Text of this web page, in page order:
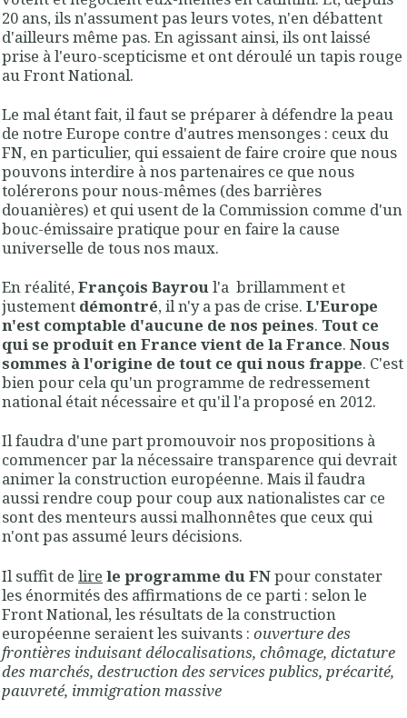
20 ans, ils n'assument pas leurs votes, n'en débattent
d'ailleurs même pas. En agissant ainsi, ils ont laissé
prise à l'euro-scepticisme et ont déroulé un tapis rouge
au Front National.
Le mal étant fait, il faut se préparer à défendre la peau
de notre Europe contre d'autres mensonges : ceux du
FN, en particulier, qui essaient de faire croire que nous
pouvons interdire à nos partenaires ce que nous
tolérerons pour nous-mêmes (des barrières
douanières) et qui usent de la Commission comme d'un
bouc-émissaire pratique pour en faire la cause
universelle de tous nos maux.
En réalité,François Bayroul'a brillamment et
justement démontré, il n'y a pas de crise. L'Europe
n'est comptable d'aucune de nos peines. Tout ce
qui se produit en France vient de la France. Nous
sommes à l'origine de tout ce qui nous frappe. C'est
bien pour cela qu'un programme de redressement
national était nécessaire et qu'il l'a proposé en 2012.
Il faudra d'une part promouvoir nos propositions à
commencer par la nécessaire transparence qui devrait
animer la construction européenne. Mais il faudra
aussi rendre coup pour coup aux nationalistes car ce
sont des menteurs aussi malhonnêtes que ceux qui
n'ont pas assumé leurs décisions.
Il suffit de lire le programme du FNpour constater
les énormités des affirmations de ce parti : selon le
Front National, les résultats de la construction
européenne seraient les suivants : ouverture des
frontières induisant délocalisations, chômage, dictature
des marchés, destruction des services publics, précarité,
pauvreté, immigration massive